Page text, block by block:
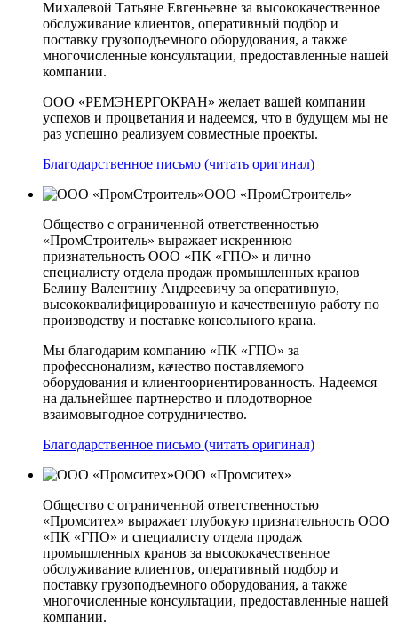
Михалевой Татьяне Евгеньевне за высококачественное
обслуживание клиентов, оперативный подбор и
поставку грузоподъемного оборудования, а также
многочисленные консультации, предоставленные нашей
компании.
ООО «РЕМЭНЕРГОКРАН» желает вашей компании
успехов и процветания и надеемся, что в будущем мы не
раз успешно реализуем совместные проекты.
Благодарственное письмо (читать оригинал)
ООО «ПромСтроитель»
Общество с ограниченной ответственностью
«ПромСтроитель» выражает искреннюю
признательность ООО «ПК «ГПО» и лично
специалисту отдела продаж промышленных кранов
Белину Валентину Андреевичу за оперативную,
высококвалифицированную и качественную работу по
производству и поставке консольного крана.
Мы благодарим компанию «ПК «ГПО» за
професснонализм, качество поставляемого
оборудования и клиентоориентированность. Надеемся
на дальнейшее партнерство и плодотворное
взаимовыгодное сотрудничество.
Благодарственное письмо (читать оригинал)
ООО «Промситех»
Общество с ограниченной ответственностью
«Промситех» выражает глубокую признательность ООО
«ПК «ГПО» и специалисту отдела продаж
промышленных кранов за высококачественное
обслуживание клиентов, оперативный подбор и
поставку грузоподъемного оборудования, а также
многочисленные консультации, предоставленные нашей
компании.